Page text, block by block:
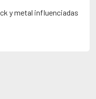
y metal influenciadas